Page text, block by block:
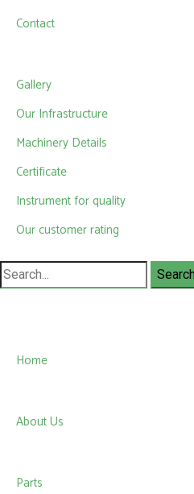
Contact
Gallery
Our Infrastructure
Machinery Details
Certificate
Instrument for quality
Our customer rating
Search
for:
Home
About Us
Parts